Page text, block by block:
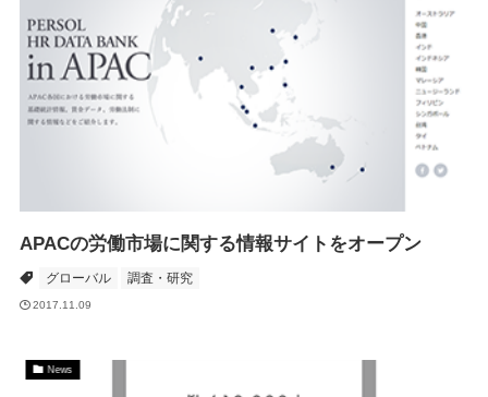
APACの労働市場に関する情報サイトをオープン
グローバル 調査・研究
2017.11.09
News